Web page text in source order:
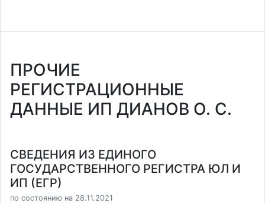
ПРОЧИЕ
РЕГИСТРАЦИОННЫЕ
ДАННЫЕ ИП ДИАНОВ О. С.
СВЕДЕНИЯ ИЗ ЕДИНОГО
ГОСУДАРСТВЕННОГО РЕГИСТРА ЮЛ И
ИП (ЕГР)
по состоянию на 28.11.2021